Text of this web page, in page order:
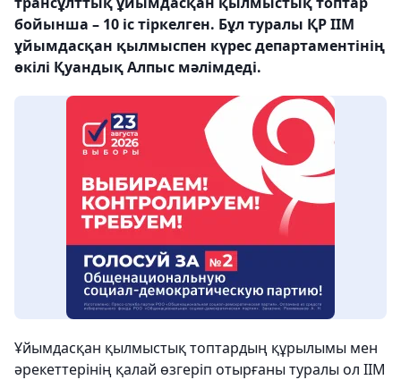
бойынша – 10 іс тіркелген. Бұл туралы ҚР ІІМ
ұйымдасқан қылмыспен күрес департаментінің
өкілі Қуандық Алпыс мәлімдеді.
Ұйымдасқан қылмыстық топтардың құрылымы мен
әрекеттерінің қалай өзгеріп отырғаны туралы ол ІІМ